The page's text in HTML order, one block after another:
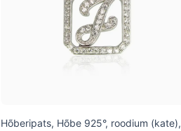
Hõberipats, Hõbe 925°, roodium (kate),